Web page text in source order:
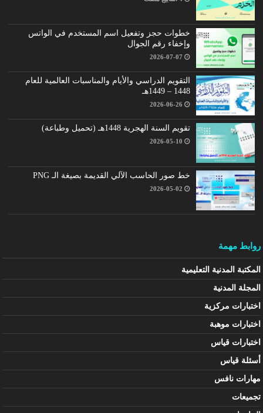
خطوات حجز وتفعيل اسم المستخدم في الواتس
وإخفاء رقم الجوال
2026-07-07
التقويم الدراسي والأيام والمناسبات العالمية للعام
1448 – 1449هـ
2026-06-26
تقويم السنة الهجرية 1448هـ (تحميل وطباعة)
2026-05-10
خط صور الحاسب الآلي القديمة بصيغة الـ PNG
2026-05-02
روابط مهمة
المكتبة المدنية التعليمية
المجلة المدنية
اختبارات مركزية
اختبارات موهبة
اختبارات قياس
أسئلة قياس
مهارات نافس
تجميعات